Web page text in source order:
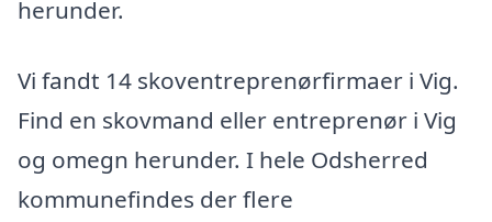
herunder.
Vi fandt 14 skoventreprenørfirmaer i Vig.
Find en skovmand eller entreprenør i Vig
og omegn herunder. I hele Odsherred
kommunefindes der flere